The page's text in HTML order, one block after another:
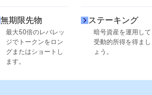
無期限先物
最大50倍のレバレッ
ジでトークンをロン
グまたはショートし
ます。
ステーキング
暗号資産を運用して
受動的所得を得まし
ょう。